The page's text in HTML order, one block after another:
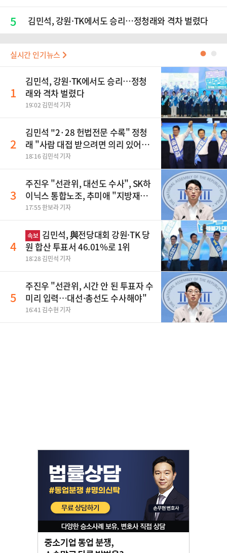
5 김민석, 강원·TK에서도 승리…정청래와 격차 벌렸다
실시간 인기뉴스 ●
1
김민석, 강원·TK에서도 승리…정청
래와 격차 벌렸다
19:02 김민석 기자
2
김민석 "2·28 헌법전문 수록" 정청
래 "사람 대접 받으려면 의리 있어야"
송영길 "조국혁신당 합당 반대"
18:16 김민석 기자
3
주진우 "선관위, 대선도 수사", SK하
이닉스 통합노조, 추미애 "지방재정
바꿔야", 세제개편 이달 정리 등
17:55 한보라 기자
4
속보 김민석, 與전당대회 강원·TK 당
원 합산 투표서 46.01%로 1위
18:28 김민석 기자
5
주진우 "선관위, 시간 안 된 투표자 수
미리 입력…대선·총선도 수사해야"
16:41 김수현 기자